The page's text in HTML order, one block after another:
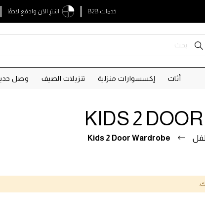
خدمات B2B اشترِ الآن وادفع لاحقًا
أثاث إكسسوارات منزلية تنزيلات الصيف وصل
KIDS 2
Kids 2 Door Wardrobe